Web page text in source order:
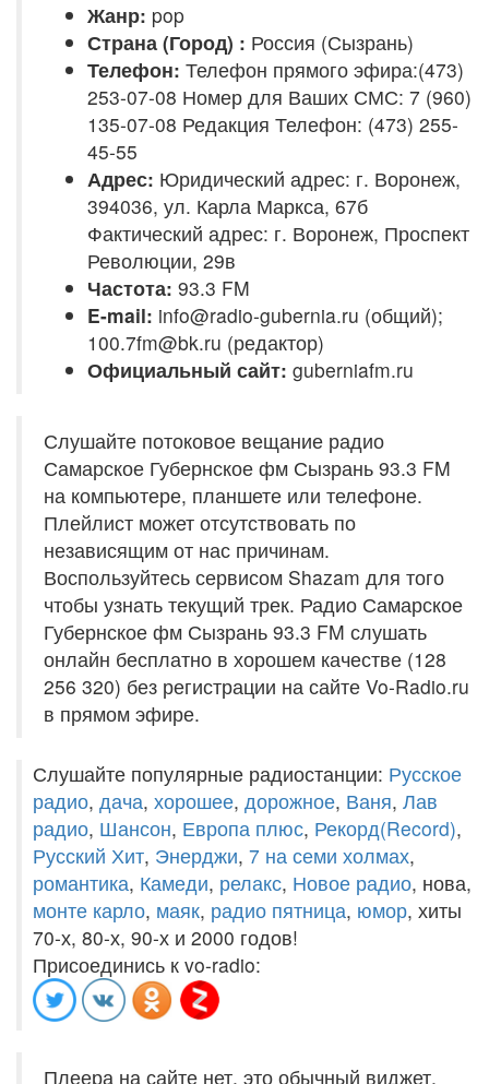
Жанр: pop
Страна (Город) : Россия (Сызрань)
Телефон: Телефон прямого эфира:(473)
253-07-08 Номер для Ваших СМС: 7 (960)
135-07-08 Редакция Телефон: (473) 255-
45-55
Адрес: Юридический адрес: г. Воронеж,
394036, ул. Карла Маркса, 67б
Фактический адрес: г. Воронеж, Проспект
Революции, 29в
Частота: 93.3 FM
E-mail: info@radio-gubernia.ru (общий);
100.7fm@bk.ru (редактор)
Официальный сайт: guberniafm.ru
Слушайте потоковое вещание радио
Самарское Губернское фм Сызрань 93.3 FM
на компьютере, планшете или телефоне.
Плейлист может отсутствовать по
независящим от нас причинам.
Воспользуйтесь сервисом Shazam для того
чтобы узнать текущий трек. Радио Самарское
Губернское фм Сызрань 93.3 FM слушать
онлайн бесплатно в хорошем качестве (128
256 320) без регистрации на сайте Vo-Radio.ru
в прямом эфире.
Слушайте популярные радиостанции: Русское
радио, дача, хорошее, дорожное, Ваня, Лав
радио, Шансон, Европа плюс, Рекорд(Record),
Русский Хит, Энерджи, 7 на семи холмах,
романтика, Камеди, релакс, Новое радио, нова,
монте карло, маяк, радио пятница, юмор, хиты
70-х, 80-х, 90-х и 2000 годов!
Присоединись к vo-radio:
Плеера на сайте нет, это обычный виджет,